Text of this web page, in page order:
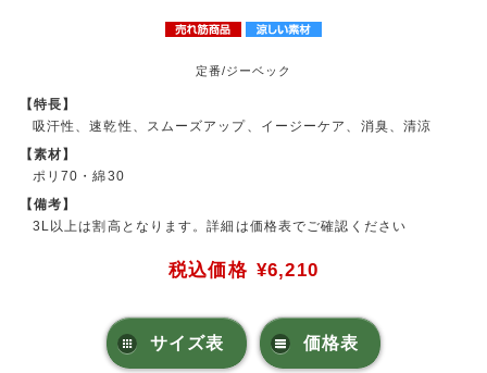
定番/ジーベック
【特長】
吸汗性、速乾性、スムーズアップ、イージーケア、消臭、清涼
【素材】
ポリ70・綿30
【備考】
3L以上は割高となります。詳細は価格表でご確認ください
税込価格 ¥6,210
サイズ表 価格表